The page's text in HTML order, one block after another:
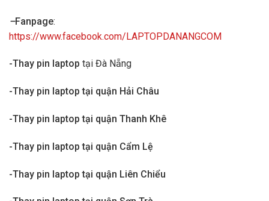
–Fanpage:
https://www.facebook.com/LAPTOPDANANGCOM
-Thay pin laptop tại Đà Nẵng
-Thay pin laptop tại quận Hải Châu
-Thay pin laptop tại quận Thanh Khê
-Thay pin laptop tại quận Cẩm Lệ
-Thay pin laptop tại quận Liên Chiểu